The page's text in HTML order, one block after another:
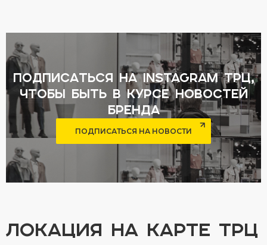
подписаться на Instagram ТРЦ,
чтобы быть в курсе новостей
бренда
ПОДПИСАТЬСЯ НА НОВОСТИ
ЛОКАЦИЯ НА КАРТЕ ТРЦ